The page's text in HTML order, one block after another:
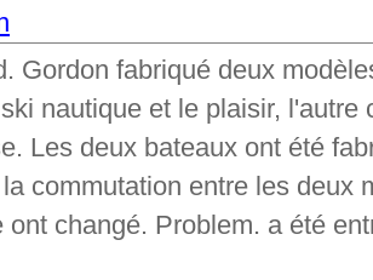
Gordon fabriqué deux
nautique et le plaisir,
Les deux bateaux ont été
commutation entre les deux
ont changé. Problem. a été